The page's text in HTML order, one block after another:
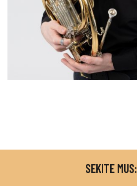
SEKITE MUS: